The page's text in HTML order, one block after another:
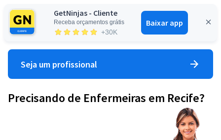
GetNinjas - Cliente
Receba orçamentos grátis
+30K
Baixar app
Entrar
Seja um profissional
Precisando de Enfermeiras em Recife?